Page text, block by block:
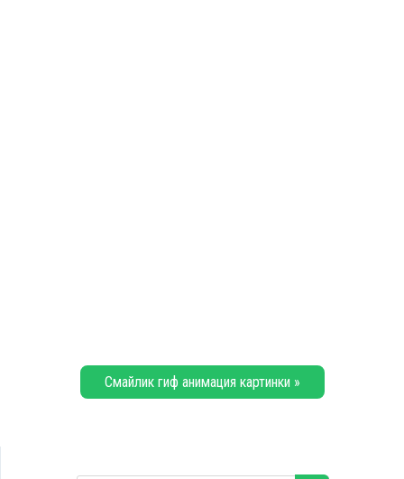
Смайлик гиф анимация картинки »